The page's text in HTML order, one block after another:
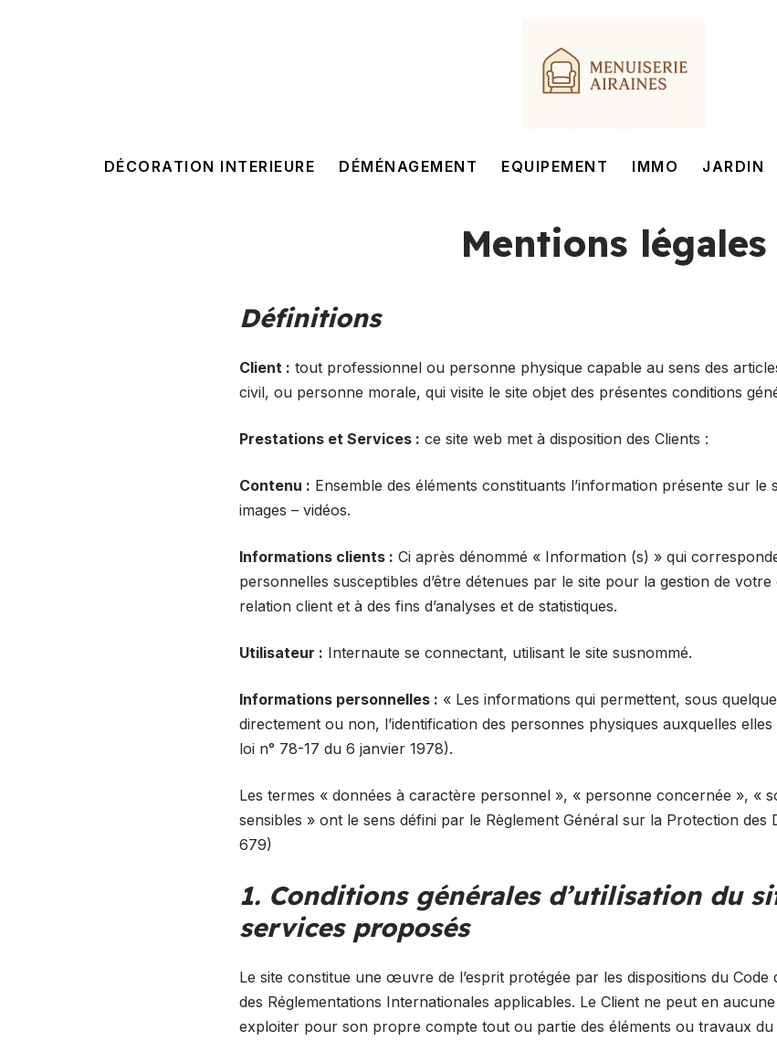
DÉCORATION INTERIEURE DÉMÉNAGEMENT EQUIPEMENT IMMO JARDIN
Mentions légales
Définitions
Client : tout professionnel ou personne physique capable au sens des
civil, ou personne morale, qui visite le site objet des présentes conditions
Prestations et Services : ce site web met à disposition des Clients :
Contenu : Ensemble des éléments constituants l’information présente sur le
images – vidéos.
Informations clients : Ci après dénommé « Information (s) » qui
personnelles susceptibles d’être détenues par le site pour la gestion de
relation client et à des fins d’analyses et de statistiques.
Utilisateur : Internaute se connectant, utilisant le site susnommé.
Informations personnelles : « Les informations qui permettent, sous
directement ou non, l’identification des personnes physiques auxquelles
loi n° 78-17 du 6 janvier 1978).
Les termes « données à caractère personnel », « personne concernée », «
sensibles » ont le sens défini par le Règlement Général sur la Protection des
679)
1. Conditions générales d’utilisation du
services proposés
Le site constitue une œuvre de l’esprit protégée par les dispositions du
des Réglementations Internationales applicables. Le Client ne peut en
exploiter pour son propre compte tout ou partie des éléments ou travaux du